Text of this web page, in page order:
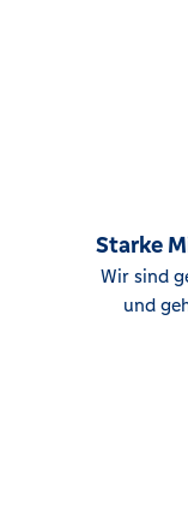
Pr.
Filiale
Filiale
Starke
Wir sind
und